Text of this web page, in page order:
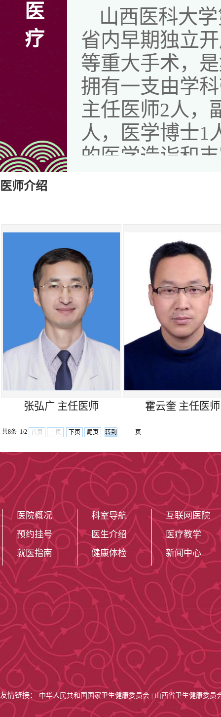
医
疗
山西医科大
省内早期独立
等重大手术，
拥有一支由学
主任医师2人，
人，医学博士1
的医学造诣和
RATS肺、食管
代食管吻合术
式切除肺动脉
围包括肺外科
性疾病、自发
良性肿瘤、食
壁胸膜外科：
瘤，脓胸，胸
及气管肿瘤。
（MDT）模式
联合会诊，为
癌、食管癌、
达芬奇机器人
患者长生存。
务。未来，科
全心全意为广
患者的健康福
医师介绍
张弘广 主任医师 ​霍云奎 主任医师
共8条 1/2 首页 上页 下页 尾页 页
医院概况
预约挂号
就医指南
科室导航
医生介绍
健康体检
互联网医院
医疗教学
新闻中心
友情链接： 中华人民共和国国家卫生健康委员会 山西省卫生健康委员